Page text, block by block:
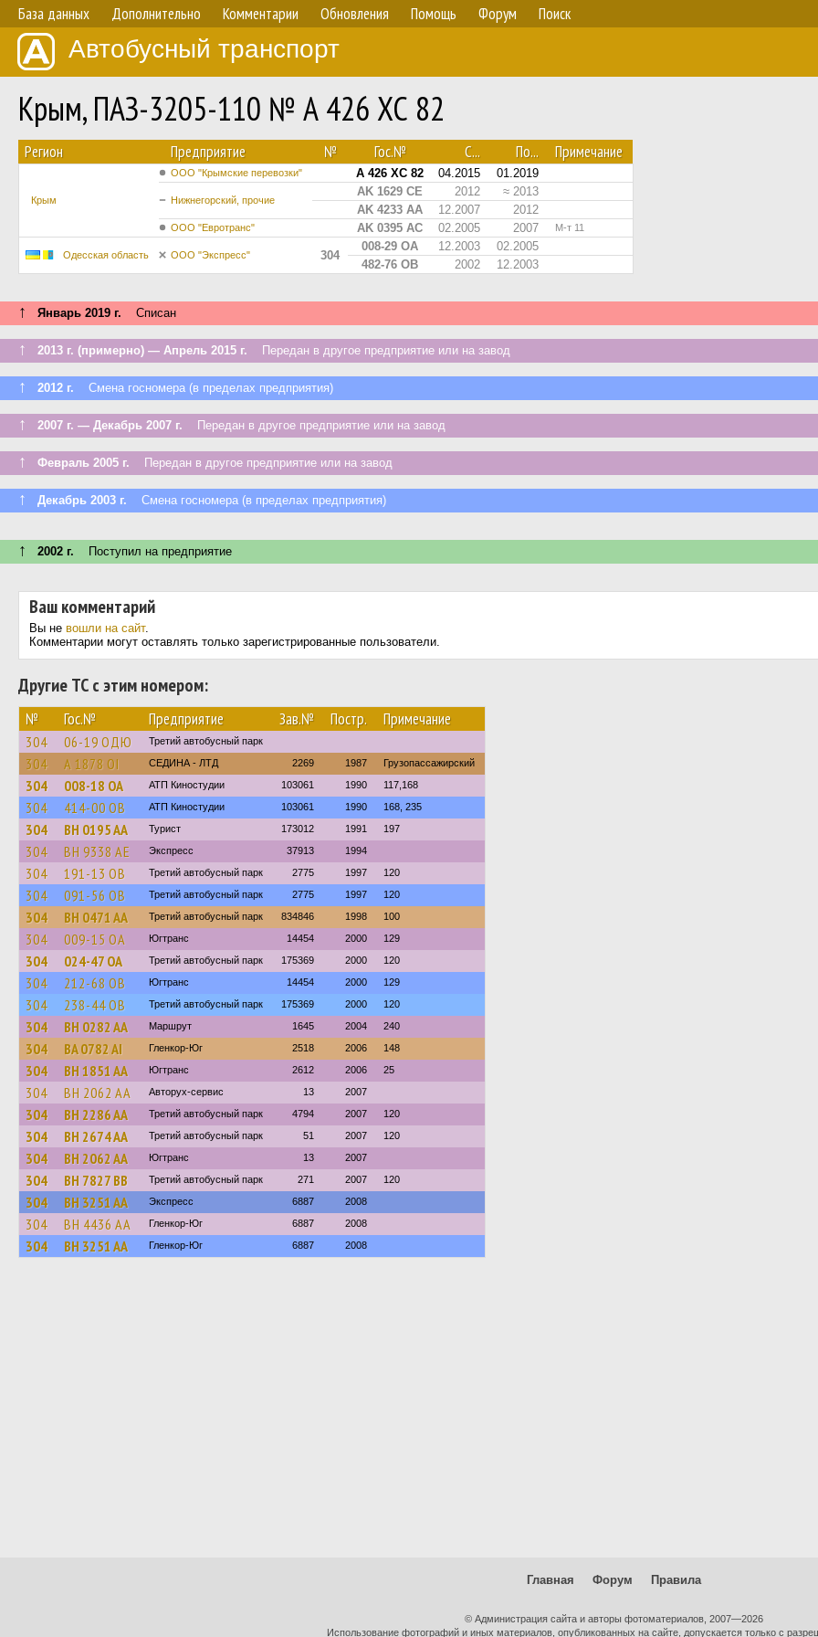
База данных Дополнительно Комментарии Обновления Помощь Форум Поиск
Автобусный транспорт
Крым, ПАЗ-3205-110 № А 426 ХС 82
Регион Предприятие № Гос.№ С... По... Примечание
Крым
ООО "Крымские перевозки" А 426 ХС 82 04.2015 01.2019
Нижнегорский, прочие
AK 1629 CE 2012
≈ 2013
AK 4233 AA
12.2007 2012
ООО "Евротранс" AK 0395 AC 02.2005 2007 М-т 11
Одесская область ООО "Экспресс" 304
008-29 ОА 12.2003
02.2005
482-76 ОВ
2002 12.2003
↑ Январь 2019 г. Списан
↑ 2013 г. (примерно) — Апрель 2015 г. Передан в другое предприятие или на завод
↑ 2012 г. Смена госномера (в пределах предприятия)
↑ 2007 г. — Декабрь 2007 г. Передан в другое предприятие или на завод
↑ Февраль 2005 г. Передан в другое предприятие или на завод
↑ Декабрь 2003 г. Смена госномера (в пределах предприятия)
↑ 2002 г. Поступил на предприятие
Ваш комментарий
Вы не вошли на сайт.
Комментарии могут оставлять только зарегистрированные пользователи.
Другие ТС с этим номером:
№ Гос.№ Предприятие Зав.№ Постр. Примечание
304 06-19 ОДЮ Третий автобусный парк
304 А 1878 ОІ СЕДИНА - ЛТД 2269 1987 Грузопассажирский
304 008-18 ОА АТП Киностудии 103061 1990 117,168
304 414-00 ОВ АТП Киностудии 103061 1990 168, 235
304 BH 0195 AA Турист 173012 1991 197
304 BH 9338 AE Экспресс 37913 1994
304 191-13 ОВ Третий автобусный парк 2775 1997 120
304 091-56 ОВ Третий автобусный парк 2775 1997 120
304 BH 0471 AA Третий автобусный парк 834846 1998 100
304 009-15 ОА Югтранс 14454 2000 129
304 024-47 ОА Третий автобусный парк 175369 2000 120
304 212-68 ОВ Югтранс 14454 2000 129
304 238-44 ОВ Третий автобусный парк 175369 2000 120
304 BH 0282 AA Маршрут 1645 2004 240
304 BA 0782 AI Гленкор-Юг 2518 2006 148
304 BH 1851 AA Югтранс 2612 2006 25
304 BH 2062 AA Авторух-сервис 13 2007
304 BH 2286 AA Третий автобусный парк 4794 2007 120
304 BH 2674 AA Третий автобусный парк 51 2007 120
304 BH 2062 AA Югтранс 13 2007
304 BH 7827 BB Третий автобусный парк 271 2007 120
304 BH 3251 AA Экспресс 6887 2008
304 BH 4436 AA Гленкор-Юг 6887 2008
304 BH 3251 AA Гленкор-Юг 6887 2008
Главная Форум Правила
© Администрация сайта и авторы фотоматериалов, 2007—2026
Использование фотографий и иных материалов, опубликованных на сайте, допускается только с